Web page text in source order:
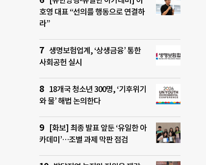
호영 대표 “선의를 행동으로 연결하
라”
생명보험업계, ‘상생금융’ 통한
사회공헌 실시
18개국 청소년 300명, ‘기후위기
와 물’ 해법 논의한다
[화보] 최종 발표 앞둔 ‘유일한 아
카데미’…조별 과제 막판 점검